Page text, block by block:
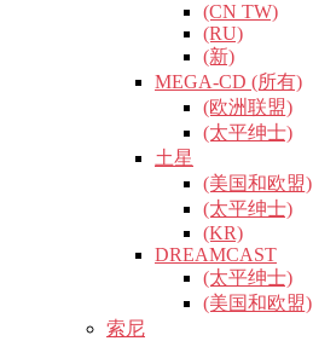
(CN TW)
(RU)
(新)
MEGA-CD (所有)
(欧洲联盟)
(太平绅士)
土星
(美国和欧盟)
(太平绅士)
(KR)
DREAMCAST
(太平绅士)
(美国和欧盟)
索尼